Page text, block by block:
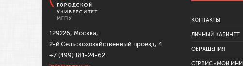
129226, Москва,
2-й Сельскохозяйственный проезд, 4
+7 (499) 181-24-62
КОНТАКТЫ
ЛИЧНЫЙ КАБИНЕТ
ОБРАЩЕНИЯ
СЕРВИС «МОИ